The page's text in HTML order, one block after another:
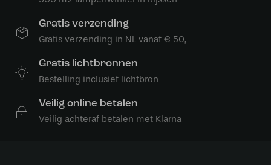
Gratis verzending
Gratis verzending in NL vanaf € 50,-
Gratis lichtbronnen
Bestelling inclusief lichtbron
Veilig online betalen
Veilig achteraf betalen met Klarna